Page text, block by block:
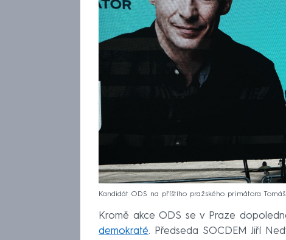
Kandidát ODS na příštího pražského primátora
Kromě akce ODS se v Praze
demokraté. Předseda SOCDEM Jiří